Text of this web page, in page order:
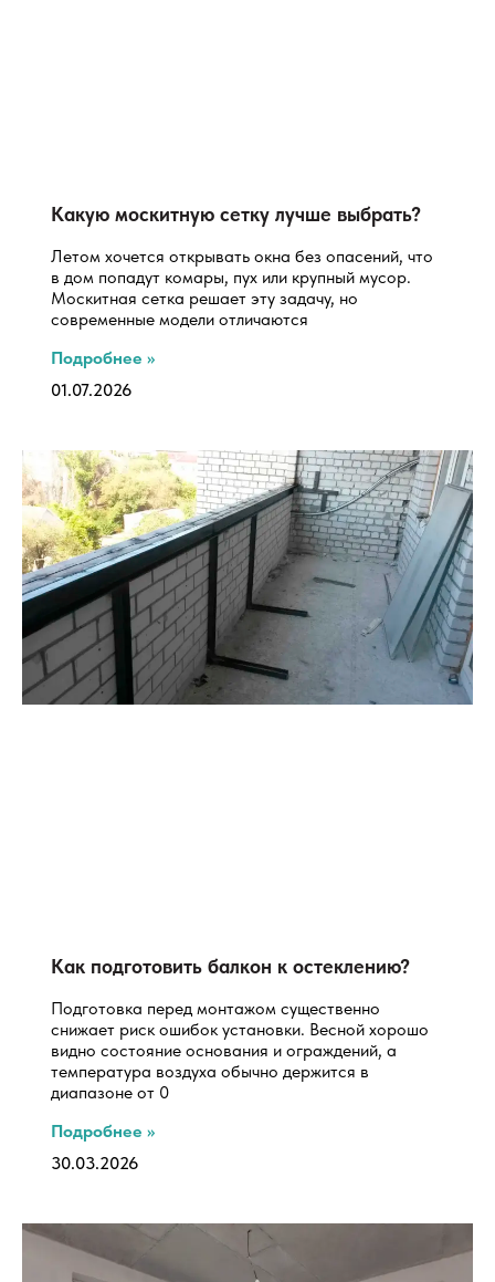
Какую москитную сетку лучше выбрать?
Летом хочется открывать окна без опасений, что
в дом попадут комары, пух или крупный мусор.
Москитная сетка решает эту задачу, но
современные модели отличаются
Подробнее »
01.07.2026
Как подготовить балкон к остеклению?
Подготовка перед монтажом существенно
снижает риск ошибок установки. Весной хорошо
видно состояние основания и ограждений, а
температура воздуха обычно держится в
диапазоне от 0
Подробнее »
30.03.2026